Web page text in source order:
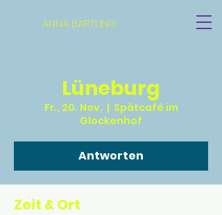
ANNA BARTLING
Lüneburg
Fr., 20. Nov.
  |
Spätcafé im
Glockenhof
Antworten
Zeit & Ort